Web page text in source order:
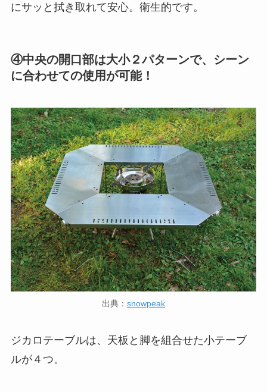
にサッと拭き取れて安心。衛生的です。
④中央の開口部は大小２パターンで、シーン
に合わせての使用が可能！
出典： snowpeak
ジカロテーブルは、天板と脚を組合せた小テーブ
ルが４つ。